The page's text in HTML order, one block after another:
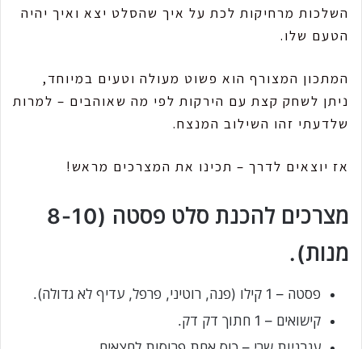
השלכות מרחיקות לכת על איך שהסלט יצא ואיך יהיה
הטעם שלו.
המתכון המצורף הוא פשוט מעולה וטעים במיוחד,
ניתן לשחק קצת עם הירקות לפי מה שאוהבים – למרות
שלדעתי זהו השילוב המנצח.
אז יוצאים לדרך – תכינו את המצרכים מראש!
מצרכים להכנת סלט פסטה (8-10
מנות).
פסטה – 1 קילו (פנה, רוטיני, פרפל, עדיף לא גדולה).
קישואים – 1 חתוך דק דק.